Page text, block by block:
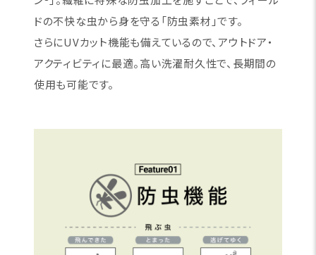
ドの不快な虫から身を守る「防虫素材」です。
さらにUVカット機能も備えているので、アウトドア・
アクティビティに最適。高い洗濯耐久性で、長期間の
使用も可能です。